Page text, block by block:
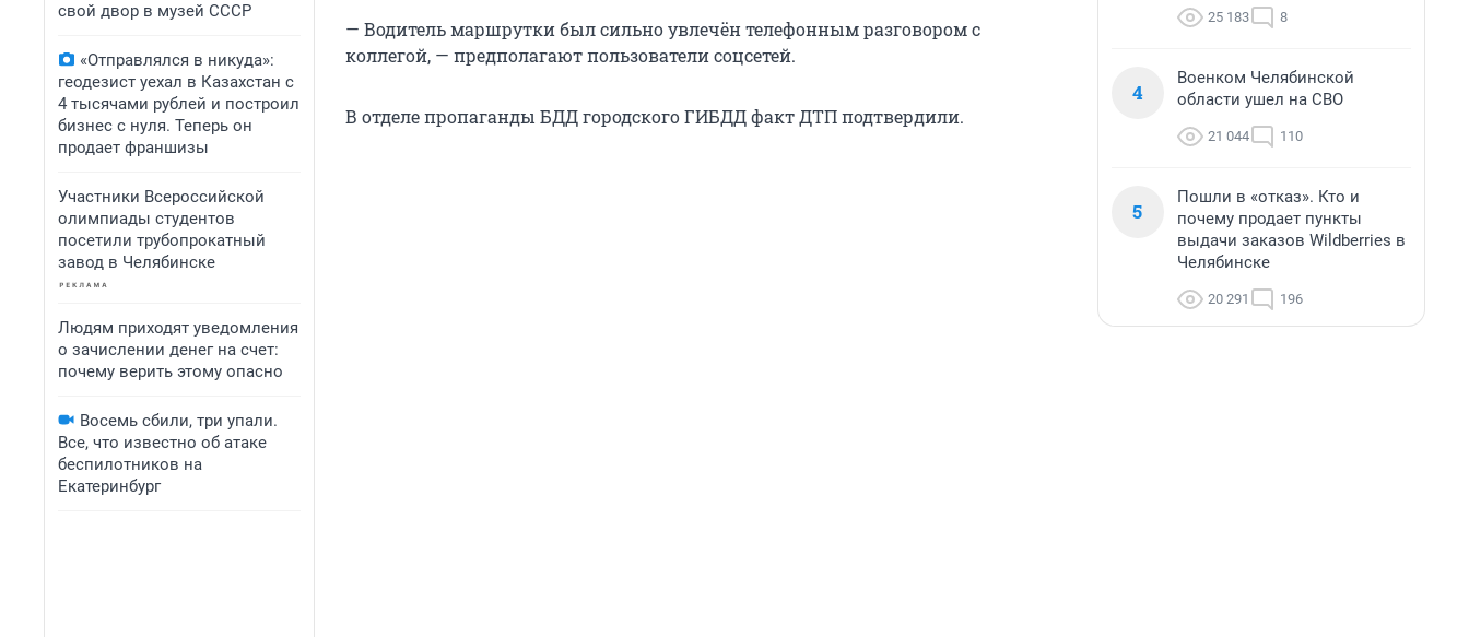
свой двор в музей СССР
«Отправлялся в никуда»:
геодезист уехал в Казахстан с
4 тысячами рублей и построил
бизнес с нуля. Теперь он
продает франшизы
Участники Всероссийской
олимпиады студентов
посетили трубопрокатный
завод в Челябинске
Людям приходят уведомления
о зачислении денег на счет:
почему верить этому опасно
Восемь сбили, три упали.
Все, что известно об атаке
беспилотников на
Екатеринбург
— Водитель маршрутки был сильно увлечён телефонным разговором с
коллегой, — предполагают пользователи соцсетей.
В отделе пропаганды БДД городского ГИБДД факт ДТП подтвердили.
25 183 8
4
Военком Челябинской
области ушел на СВО
21 044 110
5
Пошли в «отказ». Кто и
почему продает пункты
выдачи заказов Wildberries в
Челябинске
20 291 196